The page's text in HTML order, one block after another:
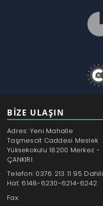
BİZE ULAŞIN
Adres: Yeni Mahalle
Taşmescit Caddesi Meslek
Yüksekokulu 18200 Merkez -
ÇANKIRI
Telefon: 0376 213 11 95 Dahili
Hat: 6148-6230-6214-6242
Fax: